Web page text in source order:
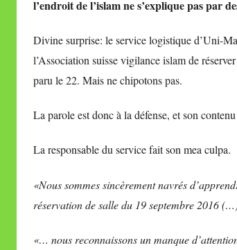
M
r
e
i
l
V
l
l
t
l’endroit de l’islam ne s’explique pas par
Divine surprise: le service logistique d’Uni-
l’Association suisse vigilance islam de
paru le 22. Mais ne chipotons pas.
La parole est donc à la défense, et son
La responsable du service fait son mea culpa.
«Nous sommes sincèrement navrés
réservation de salle du 19 septembre 2016
«… nous reconnaissons un manque